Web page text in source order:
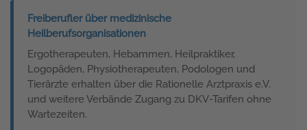
Freiberufler über medizinische
Heilberufsorganisationen
Ergotherapeuten, Hebammen, Heilpraktiker,
Logopäden, Physiotherapeuten, Podologen und
Tierärzte erhalten über die Rationelle Arztpraxis e.V.
und weitere Verbände Zugang zu DKV-Tarifen ohne
Wartezeiten.